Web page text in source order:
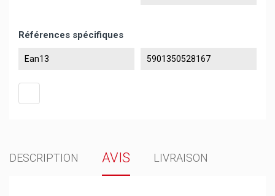
Références spécifiques
Ean13 5901350528167
DESCRIPTION AVIS LIVRAISON